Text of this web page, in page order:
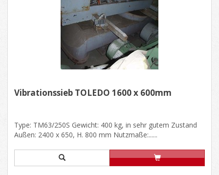
Vibrationssieb TOLEDO 1600 x 600mm
Type: TM63/250S Gewicht: 400 kg, in sehr gutem Zustand
Außen: 2400 x 650, H. 800 mm Nutzmaße:......